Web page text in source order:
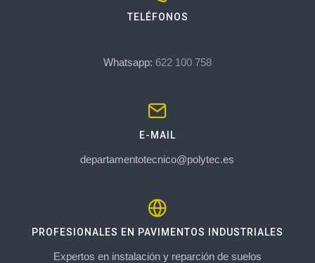
TELÉFONOS
Whatsapp: 622 100 758
E-MAIL
departamentotecnico@polytec.es
PROFESIONALES EN PAVIMENTOS INDUSTRIALES
Expertos en instalación y reparción de suelos